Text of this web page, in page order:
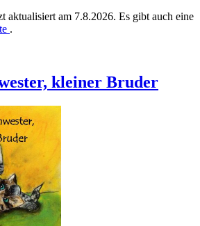
aktualisiert am 7.8.2026. Es gibt auch eine
.
kleiner Bruder